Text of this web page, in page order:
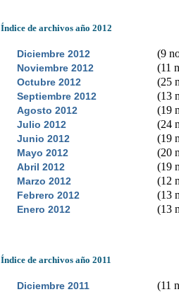
Índice de archivos año 2012
Diciembre 2012 (9
Noviembre 2012 (11
Octubre 2012 (25
Septiembre 2012 (13
Agosto 2012 (19
Julio 2012 (24
Junio 2012 (19
Mayo 2012 (20
Abril 2012 (19
Marzo 2012 (12
Febrero 2012 (13
Enero 2012 (13
Índice de archivos año 2011
Diciembre 2011 (11